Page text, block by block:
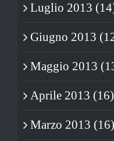
Luglio 2013
Giugno 2013
Maggio 2013
Aprile 2013 (16)
Marzo 2013 (16)